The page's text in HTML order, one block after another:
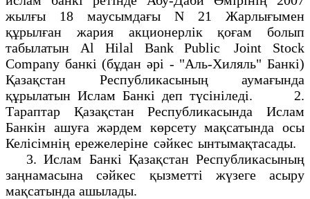
жылғы 18 маусымдағы N 21 Жарлығымен
құрылған жария акционерлік қоғам болып
табылатын Al Hilal Bank Public Joint Stock
Company банкі (бұдан әрі - "Аль-Хиляль" Банкі)
Қазақстан Республикасының аумағында
құрылатын Ислам Банкі деп түсініледі. 2.
Тараптар Қазақстан Республикасында Ислам
Банкін ашуға жәрдем көрсету мақсатында осы
Келісімнің ережелеріне сәйкес ынтымақтасады.
3. Ислам Банкі Қазақстан Республикасының
заңнамасына сәйкес қызметті жүзеге асыру
мақсатында ашылады.